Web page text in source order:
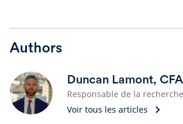
Authors
Duncan Lamont, CFA
Responsable de la
Voir tous les articles